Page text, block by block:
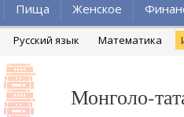
Пища
Женское
Русский язык Математика
Монголо-